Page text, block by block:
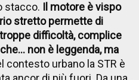
stacco. Il motore è vispo
stretto permette di
difficoltà, complice
non è leggenda, ma
contesto urbano la STR è